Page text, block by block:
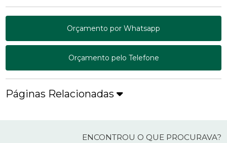
Orçamento por Whatsapp
Orçamento pelo Telefone
Páginas Relacionadas
ENCONTROU O QUE PROCURAVA?